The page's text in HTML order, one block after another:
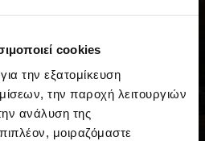
cookies
την εξατομίκευση
την παροχή λειτουργιών
ανάλυση της
μοιραζόμαστε
Στα κορυφαία
για το